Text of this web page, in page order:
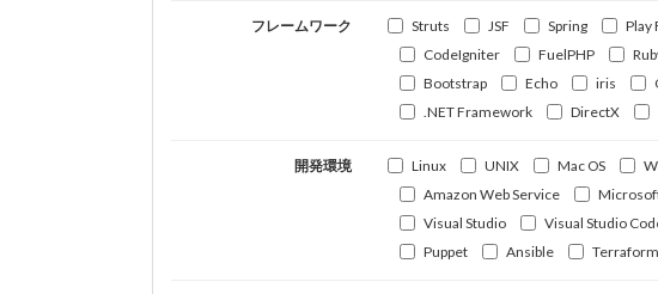
フレームワーク Struts JSF Spring Play
CodeIgniter
FuelPHP
Bootstrap
Echo iris
.NET Framework
DirectX
開発環境 Linux UNIX Mac OS
Amazon Web Service
Visual Studio
Visual Studio
Puppet
Ansible Terraform